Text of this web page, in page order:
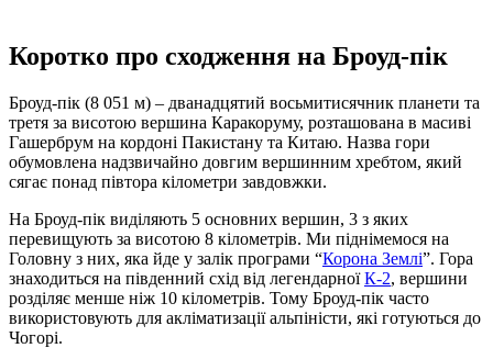
Коротко про сходження на Броуд-пік
Броуд-пік (8 051 м) – дванадцятий восьмитисячник планети та
третя за висотою вершина Каракоруму, розташована в масиві
Гашербрум на кордоні Пакистану та Китаю. Назва гори
обумовлена ​​надзвичайно довгим вершинним хребтом, який
сягає понад півтора кілометри завдовжки.
На Броуд-пік виділяють 5 основних вершин, 3 з яких
перевищують за висотою 8 кілометрів. Ми піднімемося на
Головну з них, яка йде у залік програми “Корона Землі”. Гора
знаходиться на південний схід від легендарноїК-2, вершини
розділяє менше ніж 10 кілометрів. Тому Броуд-пік часто
використовують для акліматизації альпіністи, які готуються до
Чогорі.